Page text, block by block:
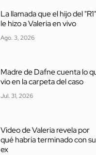
La llamada que el hijo del "R1"
le hizo a Valeria en vivo
Ago. 3, 2026
Madre de Dafne cuenta lo
vio en la carpeta del caso
Jul. 31, 2026
Video de Valeria revela por
qué habría terminado con su
ex